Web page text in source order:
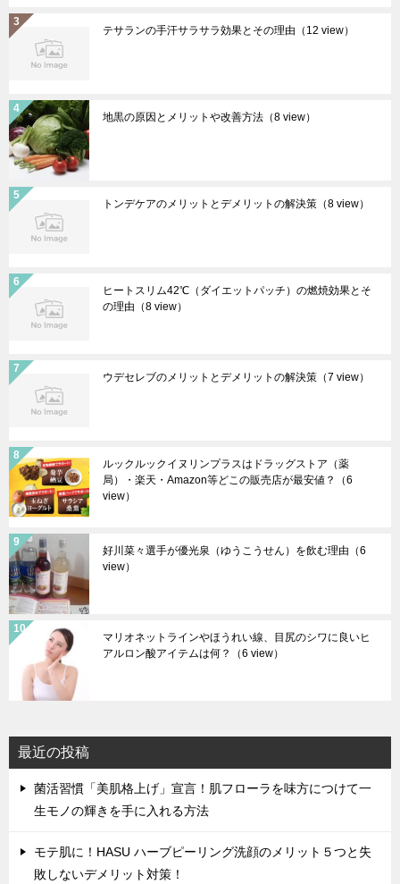
テサランの手汗サラサラ効果とその理由 （12 view）
地黒の原因とメリットや改善方法 （8 view）
トンデケアのメリットとデメリットの解決策 （8 view）
ヒートスリム42℃（ダイエットパッチ）の燃焼効果とそ
の理由 （8 view）
ウデセレブのメリットとデメリットの解決策 （7 view）
ルックルックイヌリンプラスはドラッグストア（薬
局）・楽天・Amazon等どこの販売店が最安値？
（6
view）
好川菜々選手が優光泉（ゆうこうせん）を飲む理由 （6
view）
マリオネットラインやほうれい線、目尻のシワに良いヒ
アルロン酸アイテムは何？
（6 view）
最近の投稿
菌活習慣「美肌格上げ」宣言！肌フローラを味方につけて一
生モノの輝きを手に入れる方法
モテ肌に！HASU ハーブピーリング洗顔のメリット５つと失
敗しないデメリット対策！